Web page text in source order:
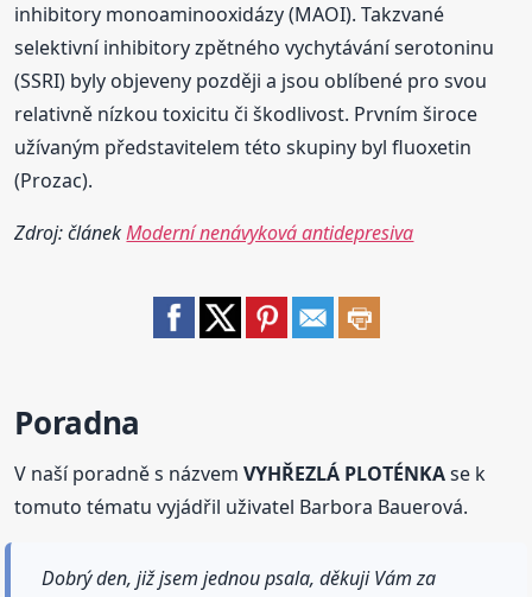
inhibitory monoaminooxidázy (MAOI). Takzvané
selektivní inhibitory zpětného vychytávání serotoninu
(SSRI) byly objeveny později a jsou oblíbené pro svou
relativně nízkou toxicitu či škodlivost. Prvním široce
užívaným představitelem této skupiny byl fluoxetin
(Prozac).
Zdroj: článekModerní nenávyková antidepresiva
Poradna
V naší poradně s názvemVYHŘEZLÁ PLOTÉNKAse k
tomuto tématu vyjádřil uživatel Barbora Bauerová.
Dobrý den, již jsem jednou psala, děkuji Vám za